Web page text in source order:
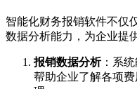
智能化财务报销软件不仅
数据分析能力，为企业提
报销数据分析：系统
帮助企业了解各项